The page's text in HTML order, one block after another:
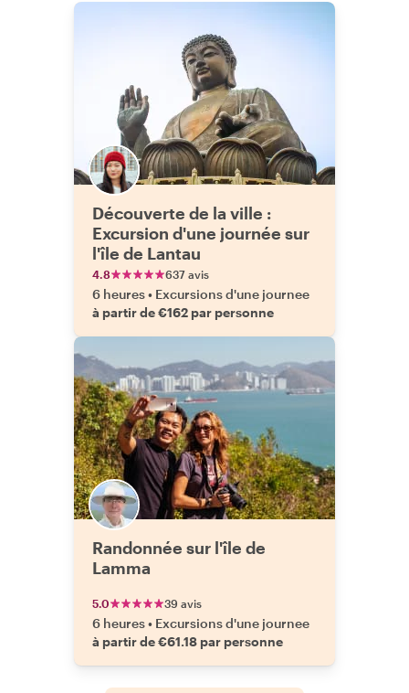
Découverte de la ville :
Excursion d'une journée sur
l'île de Lantau
4.8 637 avis
6 heures• Excursions d'une journee
à partir de €162 par personne
Randonnée sur l'île de
Lamma
5.0 39 avis
6 heures• Excursions d'une journee
à partir de €61.18 par personne